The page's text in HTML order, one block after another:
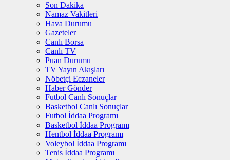
Son Dakika
Namaz Vakitleri
Hava Durumu
Gazeteler
Canlı Borsa
Canlı TV
Puan Durumu
TV Yayın Akışları
Nöbetçi Eczaneler
Haber Gönder
Futbol Canlı Sonuçlar
Basketbol Canlı Sonuçlar
Futbol İddaa Programı
Basketbol İddaa Programı
Hentbol İddaa Programı
Voleybol İddaa Programı
Tenis İddaa Programı